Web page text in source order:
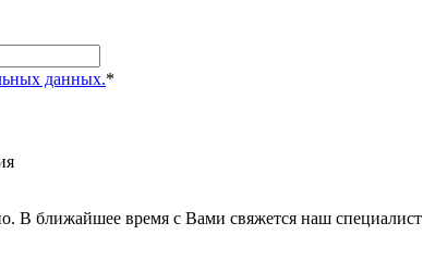
данных.*
В ближайшее время с Вами свяжется наш специалист